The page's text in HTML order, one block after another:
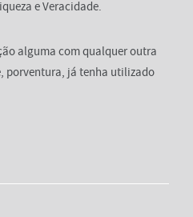
e Veracidade.
alguma com qualquer outra
porventura, já tenha utilizado